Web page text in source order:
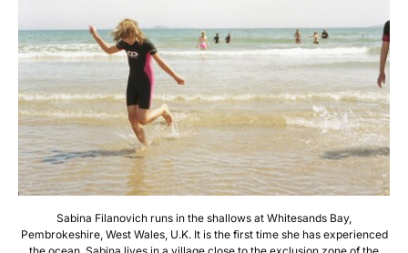
Sabina Filanovich runs in the shallows at Whitesands Bay,
Pembrokeshire, West Wales, U.K. It is the first time she has experienced